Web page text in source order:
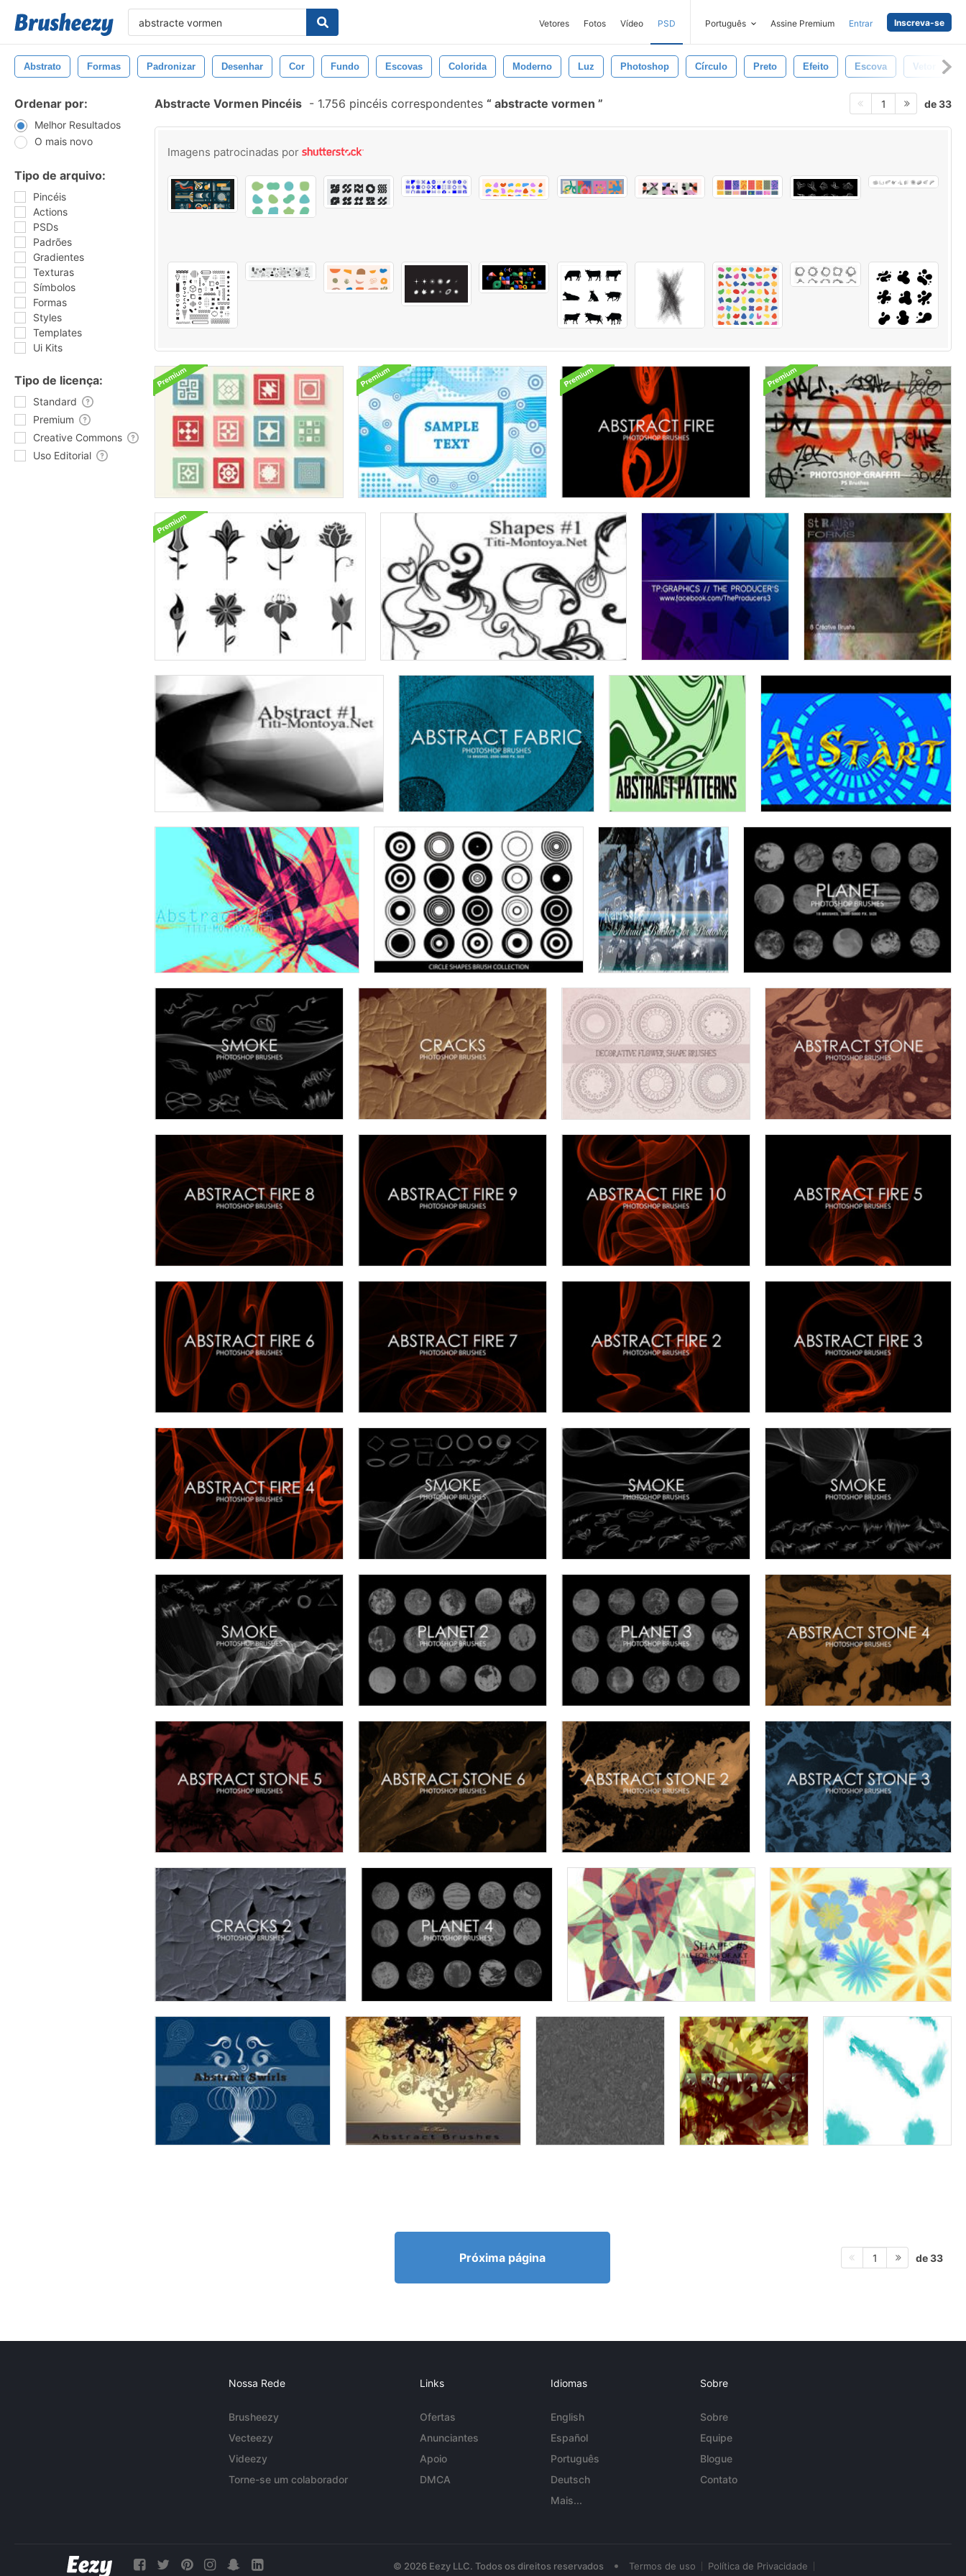
Vetores Fotos Vídeo PSD Português Assine Premium Entrar Inscreva-se
Abstrato Formas Padronizar Desenhar Cor Fundo Escovas Colorida Moderno Luz Photoshop Círculo Preto Efeito Escova Vetor
Ordenar por:
Melhor Resultados
O mais novo
Tipo de arquivo:
Pincéis
Actions
PSDs
Padrões
Gradientes
Texturas
Símbolos
Formas
Styles
Templates
Ui Kits
Tipo de licença:
Standard
Premium
Creative Commons
Uso Editorial
Abstracte Vormen Pincéis - 1.756 pincéis correspondentes abstracte vormen 1 de 33
Imagens patrocinadas por
Próxima página 1 de 33
Nossa Rede
Brusheezy
Vecteezy
Videezy
Torne-se um colaborador
Links
Ofertas
Anunciantes
Apoio
DMCA
Idiomas
English
Español
Português
Deutsch
Mais...
Sobre
Sobre
Equipe
Blogue
Contato
© 2026 Eezy LLC. Todos os direitos reservados • Termos de uso Política de Privacidade